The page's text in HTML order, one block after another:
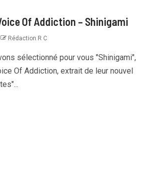
Of Addiction – Shinigami
Rédaction R C
sélectionné pour vous "Shinigami",
Of Addiction, extrait de leur nouvel